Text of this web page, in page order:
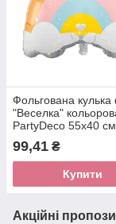
Фольгована кулька
"Веселка"
PartyDeco 55х40
99,41 ₴
Купити
Акційні